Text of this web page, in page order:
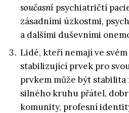
současní psychiatričtí
zásadními úzkostmi,
a dalšími duševními
Lidé, kteří nemají ve
stabilizující prvek pro
prvkem může být
silného kruhu přátel,
komunity, profesní